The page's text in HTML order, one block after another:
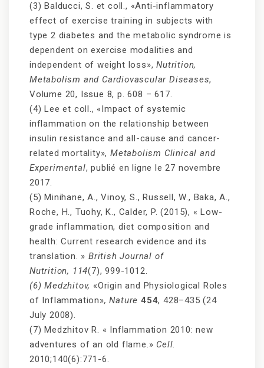
(3) Balducci, S. et coll., «Anti-inflammatory
effect of exercise training in subjects with
type 2 diabetes and the metabolic syndrome is
dependent on exercise modalities and
independent of weight loss»,Nutrition,
Metabolism and Cardiovascular Diseases,
Volume 20, Issue 8, p. 608 – 617.
(4)Lee et coll., «Impact of systemic
inflammation on the relationship between
insulin resistance and all-cause and cancer-
related mortality»,Metabolism Clinical and
Experimental, publié en ligne le 27 novembre
2017.
(5) Minihane, A., Vinoy, S., Russell, W., Baka, A.,
Roche, H., Tuohy, K., Calder, P. (2015), « Low-
grade inflammation, diet composition and
health: Current research evidence and its
translation. »British Journal of
Nutrition, 114(7), 999-1012.
(6) Medzhitov, «Origin and Physiological Roles
of Inflammation», Nature 454, 428–435 (24
July 2008).
(7) Medzhitov R. « Inflammation 2010: new
adventures of an old flame.» Cell.
2010;140(6):771-6.